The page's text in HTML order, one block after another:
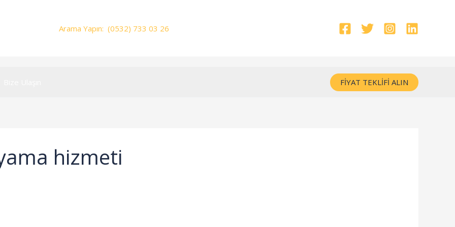
Arama Yapın: (0532) 733 03 26
FIYAT TEKLIFI ALIN
hizmeti